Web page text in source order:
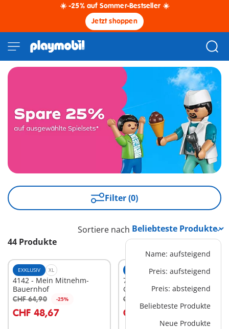
☀️ -25% auf Sommer-Bestseller ☀️
Jetzt shoppen
Filter (0)
44 Produkte
Sortiere nach
Name: aufsteigend
Preis: aufsteigend
Preis: absteigend
Beliebteste Produkte
Neue Produkte
EXKLUSIV XL
4142 - Mein Mitnehm-
Bauernhof
CHF 64,90 -25%
CHF 48,67
In den Warenkorb
EXKLUSIV XL
70890 - Nostalgisches
Großes Puppenhaus
CHF 229,90
CHF 172,42
In den Warenkorb